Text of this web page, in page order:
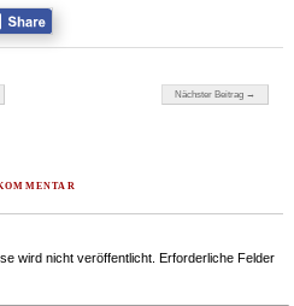
Nächster Beitrag →
wird nicht veröffentlicht. Erforderliche Felder